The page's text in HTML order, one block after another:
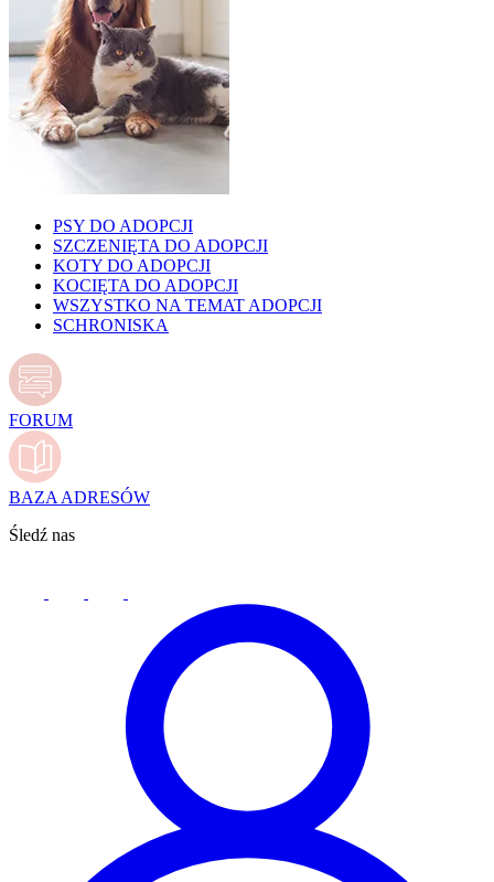
PSY DO ADOPCJI
SZCZENIĘTA DO ADOPCJI
KOTY DO ADOPCJI
KOCIĘTA DO ADOPCJI
WSZYSTKO NA TEMAT ADOPCJI
SCHRONISKA
FORUM
BAZA ADRESÓW
Śledź nas